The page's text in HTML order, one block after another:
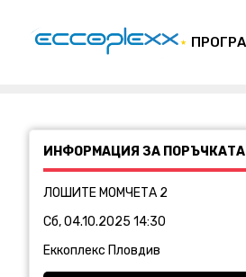
ИНФОРМАЦИЯ ЗА ПОРЪЧКАТА
ЛОШИТЕ МОМЧЕТА 2
Сб, 04.10.2025 14:30
Еккоплекс Пловдив